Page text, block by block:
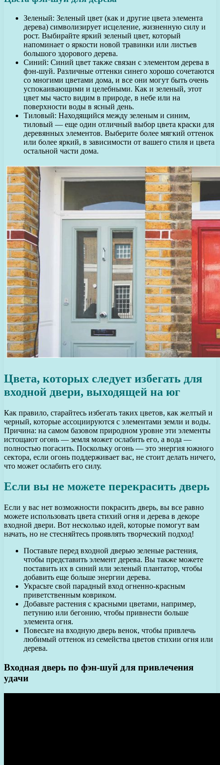
Зеленый: Зеленый цвет (как и другие цвета элемента
дерева) символизирует исцеление, жизненную силу и
рост. Выбирайте яркий зеленый цвет, который
напоминает о яркости новой травинки или листьев
большого здорового дерева.
Синий: Синий цвет также связан с элементом дерева в
фэн-шуй. Различные оттенки синего хорошо сочетаются
со многими цветами дома, и все они могут быть очень
успокаивающими и целебными. Как и зеленый, этот
цвет мы часто видим в природе, в небе или на
поверхности воды в ясный день.
Тиловый: Находящийся между зеленым и синим,
тиловый — еще один отличный выбор цвета краски для
деревянных элементов. Выберите более мягкий оттенок
или более яркий, в зависимости от вашего стиля и цвета
остальной части дома.
Цвета, которых следует избегать для
входной двери, выходящей на юг
Как правило, старайтесь избегать таких цветов, как желтый и
черный, которые ассоциируются с элементами земли и воды.
Причина: на самом базовом природном уровне эти элементы
истощают огонь — земля может ослабить его, а вода —
полностью погасить. Поскольку огонь — это энергия южного
сектора, если огонь поддерживает вас, не стоит делать ничего,
что может ослабить его силу.
Если вы не можете перекрасить дверь
Если у вас нет возможности покрасить дверь, вы все равно
можете использовать цвета стихий огня и дерева в декоре
входной двери. Вот несколько идей, которые помогут вам
начать, но не стесняйтесь проявлять творческий подход!
Поставьте перед входной дверью зеленые растения,
чтобы представить элемент дерева. Вы также можете
поставить их в синий или зеленый плантатор, чтобы
добавить еще больше энергии дерева.
Украсьте свой парадный вход огненно-красным
приветственным ковриком.
Добавьте растения с красными цветами, например,
петунию или бегонию, чтобы привнести больше
элемента огня.
Повесьте на входную дверь венок, чтобы привлечь
любимый оттенок из семейства цветов стихии огня или
дерева.
Входная дверь по фэн-шуй для привлечения
удачи